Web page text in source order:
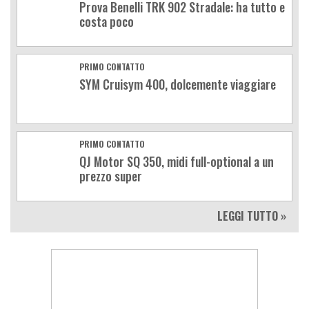
Prova Benelli TRK 902 Stradale: ha tutto e
costa poco
PRIMO CONTATTO
SYM Cruisym 400, dolcemente viaggiare
PRIMO CONTATTO
QJ Motor SQ 350, midi full-optional a un
prezzo super
LEGGI TUTTO »